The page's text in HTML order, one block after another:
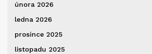
února 2026
ledna 2026
prosince 2025
listopadu 2025